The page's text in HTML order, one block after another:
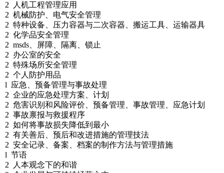
2 人机工程管理应用
2 机械防护、电气安全管理
2 特种设备、压力容器与二次容器、搬运工具、运输器具
2 化学品安全管理
2 msds、屏障、隔离、锁止
2 办公室的安全
2 特殊场所安全管理
2 个人防护用品
l 应急、预备管理与事故处理
2 企业的应急处理方案、计划
2 危害识别和风险评价、预备管理、事故管理、应急计划
2 事故禀报与救援程序
2 如何将事故损失降低到最小
2 有关善后、预后和改进措施的管理技法
2 安全记录、备案、档案的制作方法与管理措施
l 节语
2 人本观念下的和谐